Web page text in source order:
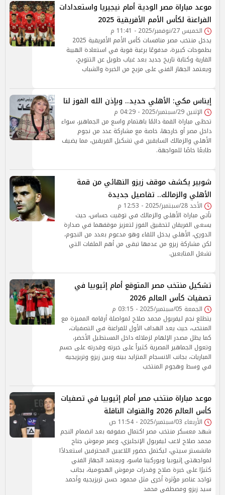
موعد مباراة مصر الودية أمام نيجيريا واستعدادات
الفراعنة لكأس الأمم الأفريقية 2025
الخميس 27/نوفمبر/2025 - 11:41 م
يدخل منتخب مصر منافسات كأس الأمم الأفريقية 2025
بطموحات كبيرة، مدفوعًا برغبة قوية في استعادة الهيبة
القارية وكتابة تاريخ جديد بعد غياب طويل عن التتويج،
ويعتمد الجهاز الفني على مزيج من الخبرة والشباب
إيناس مكي: الأهلي حديد.. وبإذن الله الفوز لنا
الإثنين 29/سبتمبر/2025 - 04:29 م
تحظى مباراة القمة دائمًا باهتمام واسع من الجماهير، سواء
داخل مصر أو خارجها، خاصة مع مشاركة عدد من نجوم
الأهلي والزمالك السابقين في تشكيل الفريقين، مما يضيف
طابعًا خاصًا للمواجهة.
شوبير يكشف موقف زيزو النهائي من قمة
الأهلي والزمالك.. تفاصيل جديدة
الأحد 28/سبتمبر/2025 - 12:53 م
تأتي مباراة الأهلي والزمالك في توقيت حساس، حيث
يسعى الفريقان لتحقيق الفوز لتعزيز موقفهما في صدارة
الدوري، الأهلي يدخل اللقاء وهو مدعوم بعدد من النجوم،
لكن مشاركة زيزو من عدمها تبقى من أهم الملفات التي
تشغل المتابعين.
تشكيل منتخب مصر المتوقع أمام إثيوبيا في
تصفيات كأس العالم 2026
الجمعة 05/سبتمبر/2025 - 03:15 م
يتطلع نجم ليفربول محمد صلاح لمواصلة أرقامه المميزة مع
المنتخب، حيث يعد الهداف الأول للفراعنة في التصفيات،
كما يظل مصدر الإلهام لزملائه داخل المستطيل الأخضر،
وتعول الجماهير المصرية كثيراً على خبرته وقدرته على حسم
المباريات، بجانب الانسجام المتزايد بينه وبين زيزو وتريزيجيه
في وسط وهجوم المنتخب
موعد مباراة منتخب مصر أمام إثيوبيا في تصفيات
كأس العالم 2026 والقنوات الناقلة
الأربعاء 03/سبتمبر/2025 - 11:54 ص
شهد معسكر منتخب مصر اكتمال صفوفه بعد انضمام النجم
محمد صلاح لاعب ليفربول الإنجليزي، وعمر مرموش جناح
مانشستر سيتي، ليكتمل حضور اللاعبين المحترفين استعدادًا
لمواجهتي إثيوبيا وبوركينا فاسو، ويعتمد الجهاز الفني
كثيرًا على خبرة صلاح وقدرات مرموش الهجومية، بجانب
تواجد عناصر مؤثرة أخرى مثل محمود حسن تريزيجيه وأحمد
سيد زيزو ومصطفى محمد